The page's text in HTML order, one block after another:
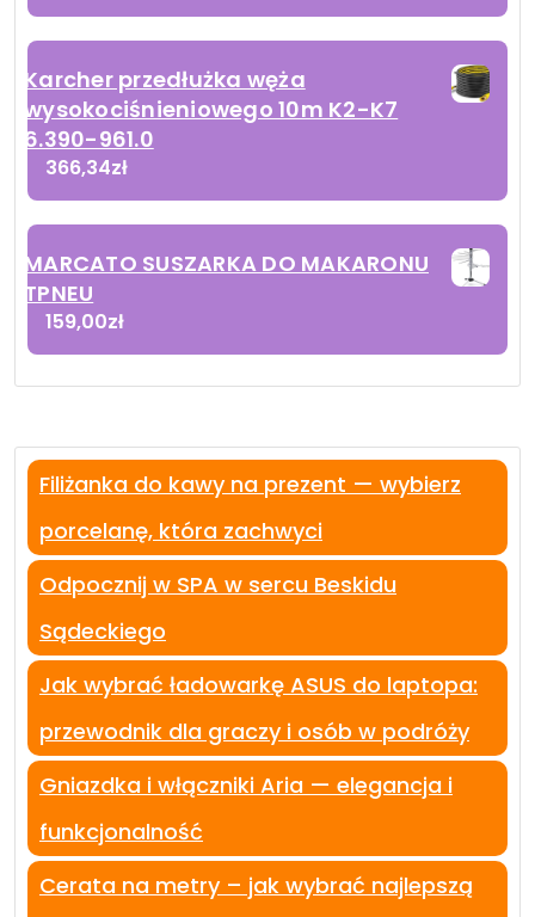
Karcher przedłużka węża
wysokociśnieniowego 10m K2-K7
6.390-961.0
366,34zł
MARCATO SUSZARKA DO MAKARONU
TPNEU
159,00zł
Filiżanka do kawy na prezent — wybierz
porcelanę, która zachwyci
Odpocznij w SPA w sercu Beskidu
Sądeckiego
Jak wybrać ładowarkę ASUS do laptopa:
przewodnik dla graczy i osób w podróży
Gniazdka i włączniki Aria — elegancja i
funkcjonalność
Cerata na metry – jak wybrać najlepszą